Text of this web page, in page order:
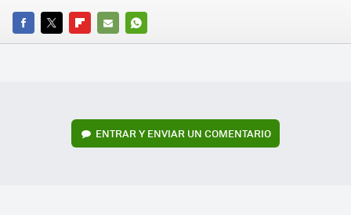
FACEBOOK
TWITTERFLIPBOARD
E-
WHATSAPP
ENTRAR Y ENVIAR UN COMENTARIO